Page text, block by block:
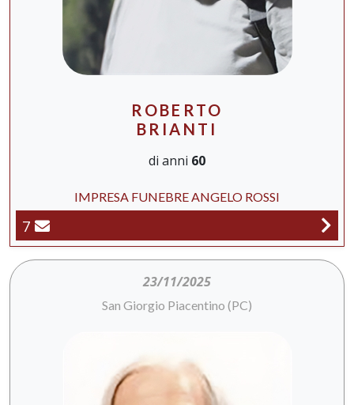
ROBERTO
BRIANTI
di anni 60
IMPRESA FUNEBRE ANGELO ROSSI
7
23/11/2025
San Giorgio Piacentino (PC)